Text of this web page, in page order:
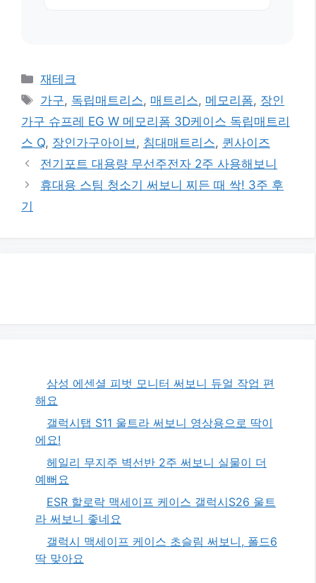
카
테
리
재테크
태
그
가구, 독립매트리스, 매트리스, 메모리폼, 장인
가구 슈프레 EG W 메모리폼 3D케이스 독립매트리
스 Q, 장인가구아이브, 침대매트리스, 퀸사이즈
전기포트 대용량 무선주전자 2주 사용해보니
휴대용 스팀 청소기 써보니 찌든 때 싹! 3주 후
기
삼성 에센셜 피벗 모니터 써보니 듀얼 작업 편
해요
갤럭시탭 S11 울트라 써보니 영상용으로 딱이
에요!
헤일리 무지주 벽선반 2주 써보니 실물이 더
예뻐요
ESR 할로락 맥세이프 케이스 갤럭시S26 울트
라 써보니 좋네요
갤럭시 맥세이프 케이스 초슬림 써보니, 폴드6
딱 맞아요